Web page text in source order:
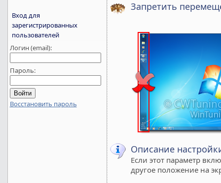
Вход для
зарегистрированных
пользователей
Логин (email):
Пароль:
Восстановить пароль
Запретить
Описание
Если этот параметр
другое положение на